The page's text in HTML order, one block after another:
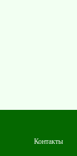
Контакты